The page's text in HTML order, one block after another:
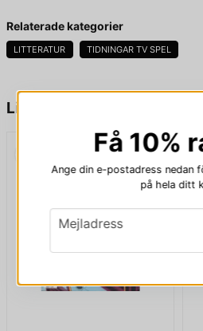
Liknande produkter
Fråga oss något om denna
name
Mejladress
Relaterade kategorier
LITTERATUR TIDNINGAR TV SPEL
Få 10%
Ange din e-postadress nedan
på hela ditt
email
Mejladress